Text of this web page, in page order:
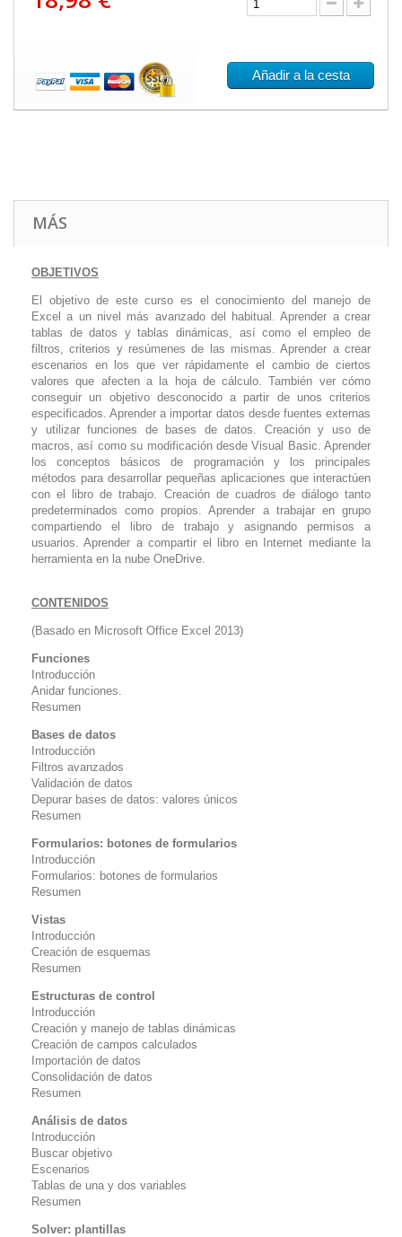
Añadir a la cesta
MÁS
OBJETIVOS
El objetivo de este curso es el conocimiento del manejo de
Excel a un nivel más avanzado del habitual. Aprender a crear
tablas de datos y tablas dinámicas, así como el empleo de
filtros, criterios y resúmenes de las mismas. Aprender a crear
escenarios en los que ver rápidamente el cambio de ciertos
valores que afecten a la hoja de cálculo. También ver cómo
conseguir un objetivo desconocido a partir de unos criterios
especificados. Aprender a importar datos desde fuentes externas
y utilizar funciones de bases de datos. Creación y uso de
macros, así como su modificación desde Visual Basic. Aprender
los conceptos básicos de programación y los principales
métodos para desarrollar pequeñas aplicaciones que interactúen
con el libro de trabajo. Creación de cuadros de diálogo tanto
predeterminados como propios. Aprender a trabajar en grupo
compartiendo el libro de trabajo y asignando permisos a
usuarios. Aprender a compartir el libro en Internet mediante la
herramienta en la nube OneDrive.
CONTENIDOS
(Basado en Microsoft Office Excel 2013)
Funciones
Introducción
Anidar funciones.
Resumen
Bases de datos
Introducción
Filtros avanzados
Validación de datos
Depurar bases de datos: valores únicos
Resumen
Formularios: botones de formularios
Introducción
Formularios: botones de formularios
Resumen
Vistas
Introducción
Creación de esquemas
Resumen
Estructuras de control
Introducción
Creación y manejo de tablas dinámicas
Creación de campos calculados
Importación de datos
Consolidación de datos
Resumen
Análisis de datos
Introducción
Buscar objetivo
Escenarios
Tablas de una y dos variables
Resumen
Solver: plantillas